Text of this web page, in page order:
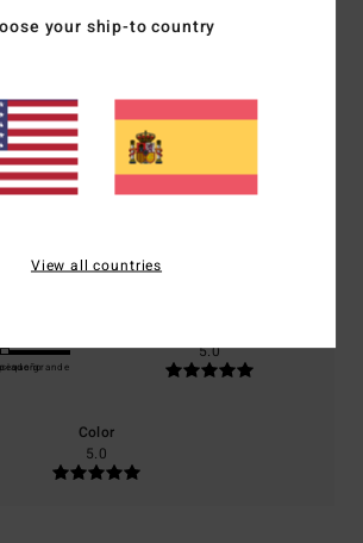
5.0
verificadas
desde septiembre 2025
nuestros clientes recomiendan este producto
grande
5.0
Color
5.0
your ship-to country
View all countries